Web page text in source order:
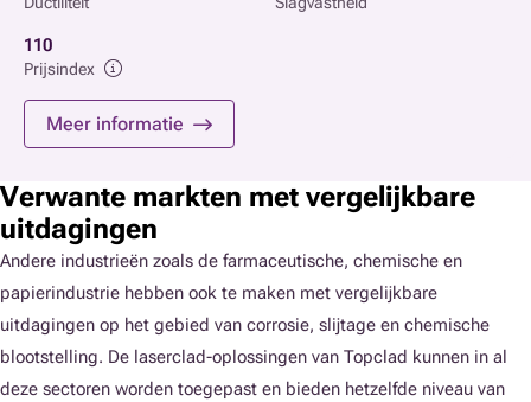
110
Prijsindex
Meer informatie
Verwante markten met vergelijkbare
uitdagingen
Andere industrieën zoals de farmaceutische, chemische en
papierindustrie hebben ook te maken met vergelijkbare
uitdagingen op het gebied van corrosie, slijtage en chemische
blootstelling. De laserclad-oplossingen van Topclad kunnen in al
deze sectoren worden toegepast en bieden hetzelfde niveau van